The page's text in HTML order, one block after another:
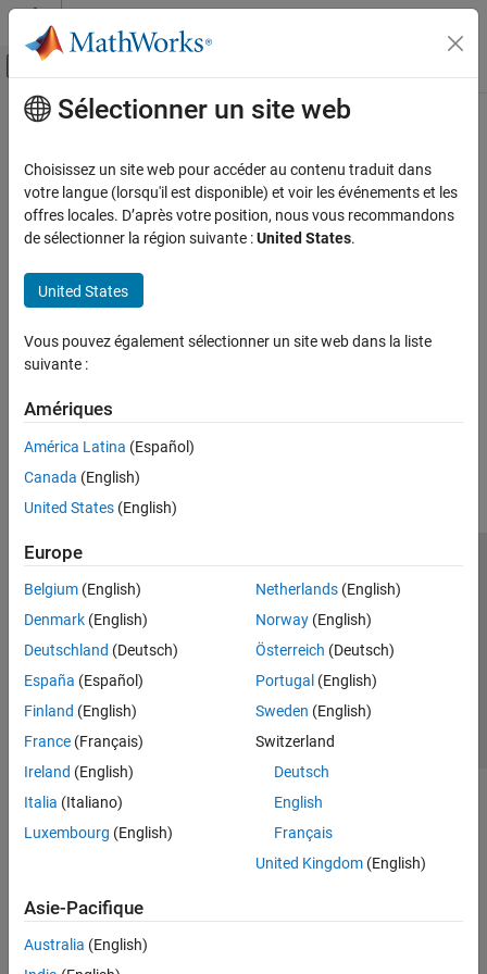
Passer au contenu
Activer/désactiver l'affichage du menu
Accueil de la documentation
Contenu principal
How useful was this information?
Sélectionner un site web
Choisissez un site web pour accéder au contenu traduit dans
votre langue (lorsqu'il est disponible) et voir les événements et les
offres locales. D’après votre position, nous vous recommandons
de sélectionner la région suivante :United States.
United States
Vous pouvez également sélectionner un site web dans la liste
suivante :
Amériques
América Latina (Español)
Canada (English)
United States (English)
Europe
Belgium (English)
Denmark (English)
Deutschland (Deutsch)
España (Español)
Finland (English)
France (Français)
Ireland (English)
Italia (Italiano)
Luxembourg (English)
Netherlands(English)
Norway(English)
Österreich (Deutsch)
Portugal (English)
Sweden (English)
Switzerland
Deutsch
English
Français
United Kingdom(English)
Asie-Pacifique
Australia (English)
Lutte anti-piratage
Contacts locaux
© 1994-2026 The MathWorks, Inc.